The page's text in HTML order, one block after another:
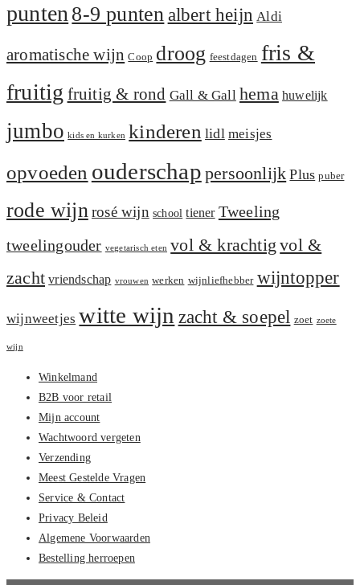
punten8-9 puntenalbert heijn Aldi
aromatische wijn Coop droog feestdagen fris &
fruitig fruitig & rond Gall & Gall hema huwelijk
jumbo kids en kurken kinderen lidl meisjes
opvoeden ouderschap persoonlijk Plus puber
rode wijn rosé wijn school tiener Tweeling
tweelingouder vegetarisch eten vol & krachtig vol &
zacht vriendschap vrouwen werken wijnliefhebber wijntopper
wijnweetjes witte wijn zacht & soepel zoet zoete
wijn
Winkelmand
B2B voor retail
Mijn account
Wachtwoord vergeten
Verzending
Meest Gestelde Vragen
Service & Contact
Privacy Beleid
Algemene Voorwaarden
Bestelling herroepen